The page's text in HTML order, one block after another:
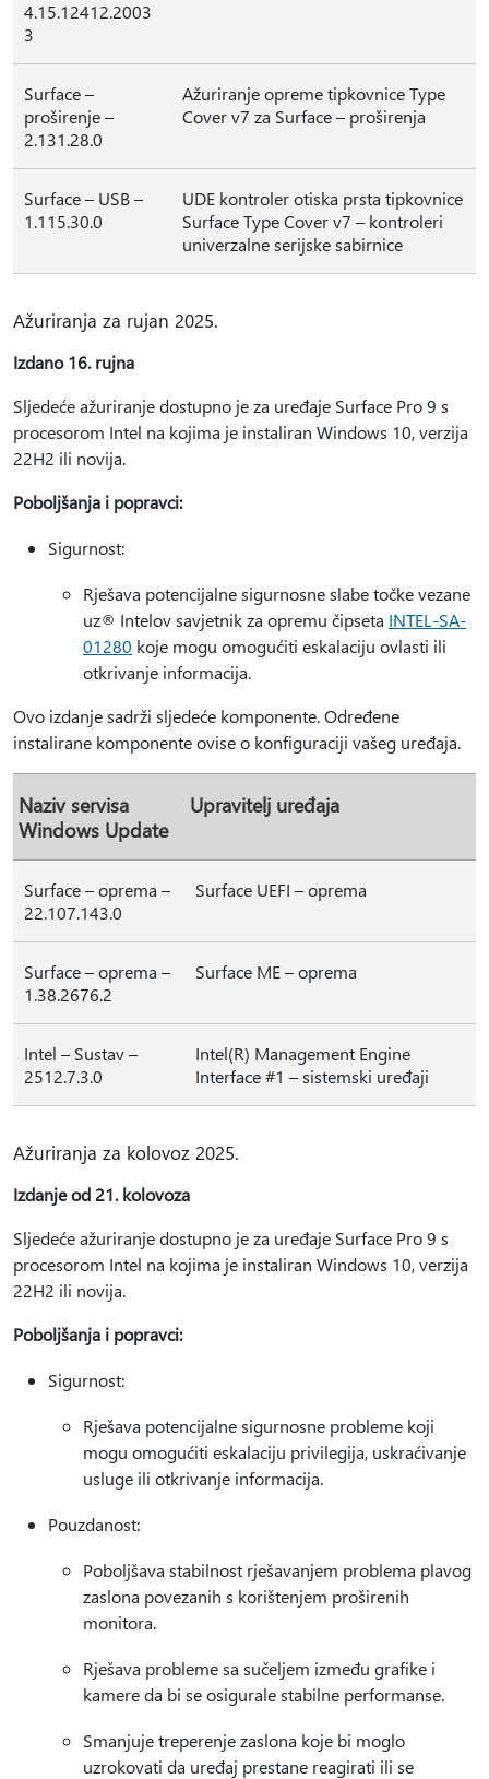
4.15.12412.2003
3
Surface –
proširenje –
2.131.28.0
Ažuriranje opreme tipkovnice Type
Cover v7 za Surface – proširenja
Surface – USB –
1.115.30.0
UDE kontroler otiska prsta tipkovnice
Surface Type Cover v7 – kontroleri
univerzalne serijske sabirnice
Ažuriranja za rujan 2025.
Izdano 16. rujna
Sljedeće ažuriranje dostupno je za uređaje Surface Pro 9 s
procesorom Intel na kojima je instaliran Windows 10, verzija
22H2 ili novija.
Poboljšanja i popravci:
Sigurnost:
Rješava potencijalne sigurnosne slabe točke vezane
uz® Intelov savjetnik za opremu čipseta INTEL-SA-
01280 koje mogu omogućiti eskalaciju ovlasti ili
otkrivanje informacija.
Ovo izdanje sadrži sljedeće komponente. Određene
instalirane komponente ovise o konfiguraciji vašeg uređaja.
Naziv servisa
Windows Update
Upravitelj uređaja
Surface – oprema –
22.107.143.0
Surface UEFI – oprema
Surface – oprema –
1.38.2676.2
Surface ME – oprema
Intel – Sustav –
2512.7.3.0
Intel(R) Management Engine
Interface #1 – sistemski uređaji
Ažuriranja za kolovoz 2025.
Izdanje od 21. kolovoza
Sljedeće ažuriranje dostupno je za uređaje Surface Pro 9 s
procesorom Intel na kojima je instaliran Windows 10, verzija
22H2 ili novija.
Poboljšanja i popravci:
Sigurnost:
Rješava potencijalne sigurnosne probleme koji
mogu omogućiti eskalaciju privilegija, uskraćivanje
usluge ili otkrivanje informacija.
Pouzdanost:
Poboljšava stabilnost rješavanjem problema plavog
zaslona povezanih s korištenjem proširenih
monitora.
Rješava probleme sa sučeljem između grafike i
kamere da bi se osigurale stabilne performanse.
Smanjuje treperenje zaslona koje bi moglo
uzrokovati da uređaj prestane reagirati ili se